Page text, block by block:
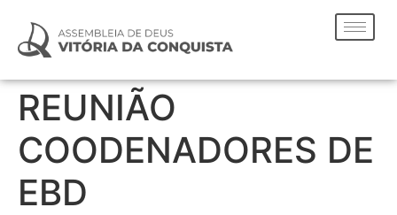
REUNIÃO
COODENADORES DE
EBD